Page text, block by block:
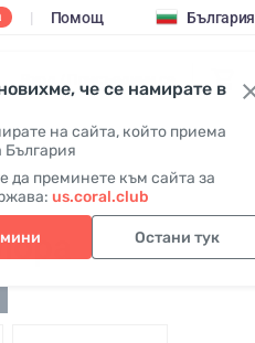
че се намирате в
на сайта, който приема
България
да преминете към сайта за
us.coral.club
Остани тук
| Помощ България